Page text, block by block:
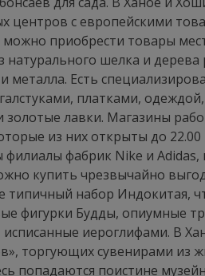
центров с европейскими
приобрести товары
натурального шелка и
металла. Есть
платками,
золотые лавки. Магазины
из них открыты до
фабрик Nike и
купить чрезвычайно
набор Индокитая,
фигурки Будды, опиумные
иероглифами. В
торгующих сувенирами из
попадаются поистине